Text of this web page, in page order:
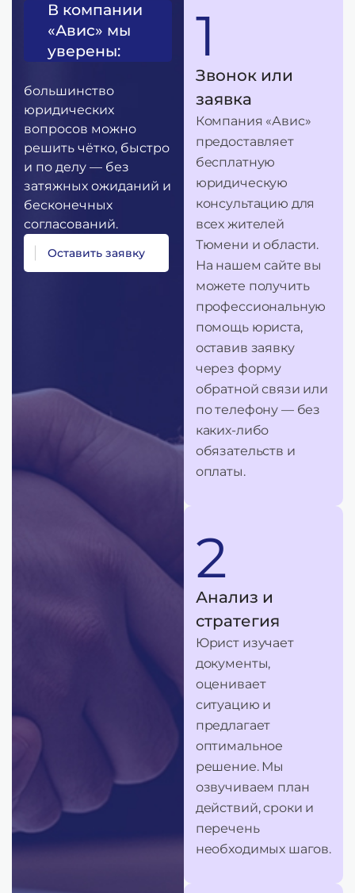
В компании
«Авис» мы
уверены:
большинство
юридических
вопросов можно
решить чётко, быстро
и по делу — без
затяжных ожиданий и
бесконечных
согласований.
Оставить заявку
1
Звонок или
заявка
Компания «Авис»
предоставляет
бесплатную
юридическую
консультацию для
всех жителей
Тюмени и области.
На нашем сайте вы
можете получить
профессиональную
помощь юриста,
оставив заявку
через форму
обратной связи или
по телефону — без
каких-либо
обязательств и
оплаты.
2
Анализ и
стратегия
Юрист изучает
документы,
оценивает
ситуацию и
предлагает
оптимальное
решение. Мы
озвучиваем план
действий, сроки и
перечень
необходимых шагов.